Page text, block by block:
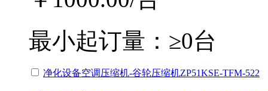
最小起订量： ≥0台
净化设备空调压缩机-谷轮压缩机ZP51KSE-TFM-522